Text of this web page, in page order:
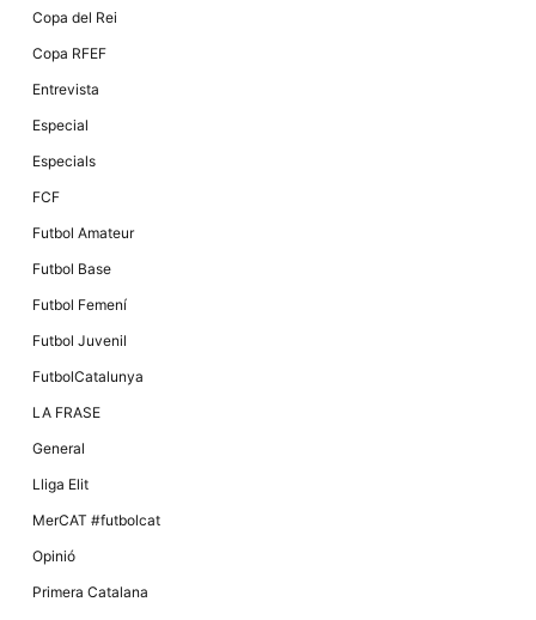
Copa del Rei
Copa RFEF
Entrevista
Especial
Especials
FCF
Futbol Amateur
Futbol Base
Futbol Femení
Futbol Juvenil
FutbolCatalunya
LA FRASE
General
Lliga Elit
MerCAT #futbolcat
Opinió
Primera Catalana